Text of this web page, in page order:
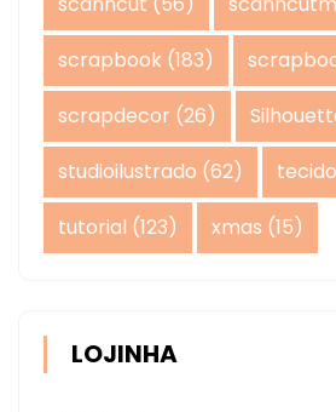
scrapbook (183)
scrapdecor (26)
studioilustrado (62) tecido
tutorial (123) xmas (15)
LOJINHA